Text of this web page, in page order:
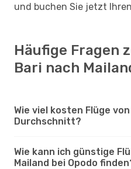
und buchen Sie jetzt
Häufige Fragen
Bari nach
Wie viel kosten Flüge
Durchschnitt?
Wie kann ich günstige
Mailand bei Opodo